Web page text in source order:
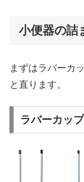
小便器の詰
まずはラバーカ
と直ります。
ラバーカッ